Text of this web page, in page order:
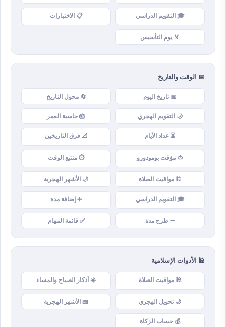
🎓 التقويم الدراسي 📋 الاختبارات
🏅 يوم التأسيس
📅 الوقت والتاريخ
📅 تاريخ اليوم 🔄 محول التاريخ
🌙 التقويم الهجري 🎂 حاسبة العمر
⏳ عداد الأيام 📐 فرق التاريخين
🍅 مؤقت بومودورو ⏱️ متتبع الوقت
🕌 مواقيت الصلاة 🌙 الأشهر الهجرية
🎓 التقويم الدراسي ➕ إضافة مدة
➖ طرح مدة ✅ قائمة المهام
🕌 الأدوات الإسلامية
🕌 مواقيت الصلاة ☀️ أذكار الصباح والمساء
🌙 تحويل الهجري 📖 الأشهر الهجرية
💰 حساب الزكاة